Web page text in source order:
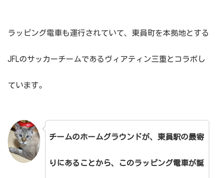
ラッピング電車も運行されていて、 東員町を本拠地とする
JFLのサッカーチームであるヴィアティン三重とコラボし
ています。
チームのホームグラウンドが、東員駅の最寄
りにあることから、このラッピング電車が誕